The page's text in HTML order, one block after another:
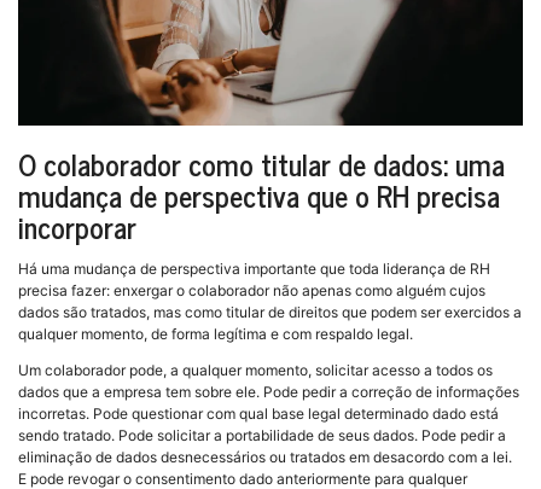
O colaborador como titular de dados: uma
mudança de perspectiva que o RH precisa
incorporar
Há uma mudança de perspectiva importante que toda liderança de RH
precisa fazer: enxergar o colaborador não apenas como alguém cujos
dados são tratados, mas como titular de direitos que podem ser exercidos a
qualquer momento, de forma legítima e com respaldo legal.
Um colaborador pode, a qualquer momento, solicitar acesso a todos os
dados que a empresa tem sobre ele. Pode pedir a correção de informações
incorretas. Pode questionar com qual base legal determinado dado está
sendo tratado. Pode solicitar a portabilidade de seus dados. Pode pedir a
eliminação de dados desnecessários ou tratados em desacordo com a lei.
E pode revogar o consentimento dado anteriormente para qualquer